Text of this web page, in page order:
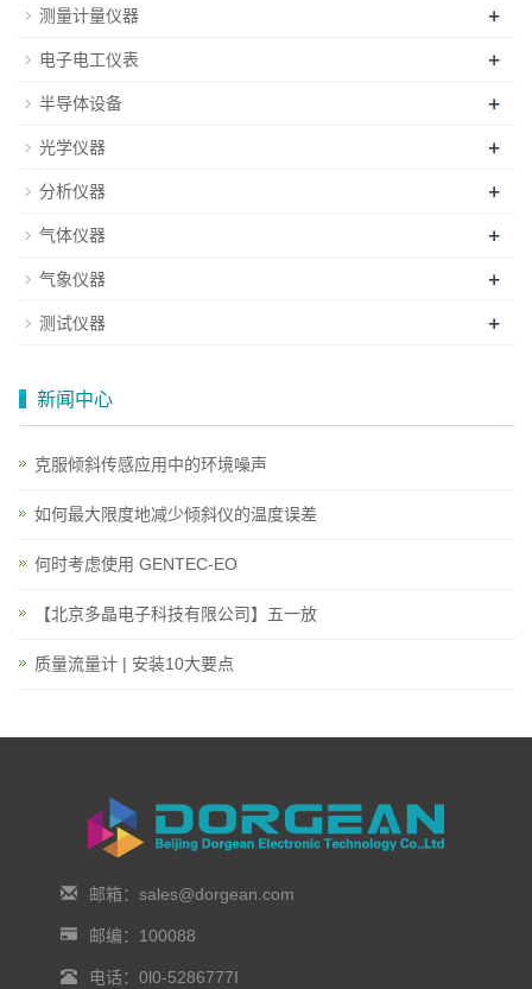
测量计量仪器 +
电子电工仪表 +
半导体设备 +
光学仪器 +
分析仪器 +
气体仪器 +
气象仪器 +
测试仪器 +
新闻中心
克服倾斜传感应用中的环境噪声
如何最大限度地减少倾斜仪的温度误差
何时考虑使用 GENTEC-EO
【北京多晶电子科技有限公司】五一放
质量流量计 | 安装10大要点
邮箱：sales@dorgean.com
邮编：100088
电话：0l0-5286777I